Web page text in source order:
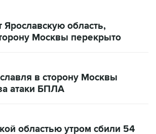
область,
Москвы перекрыто
в сторону Москвы
атаки БПЛА
областью утром сбили 54